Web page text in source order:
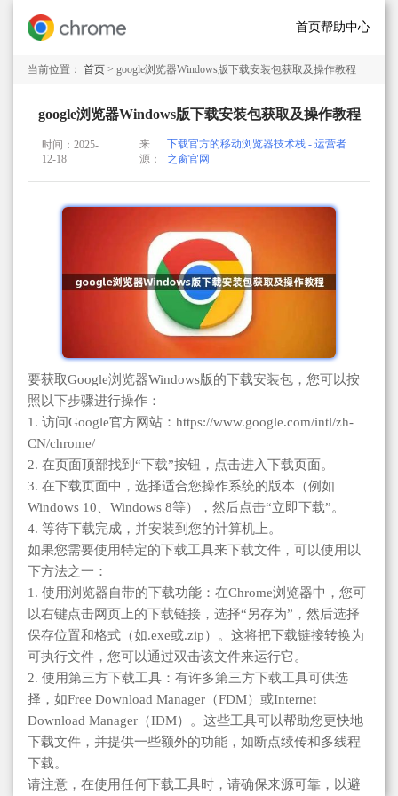
首页帮助中心
当前位置： 首页 > google浏览器Windows版下载安装包获取及操作教程
google浏览器Windows版下载安装包获取及操作教程
时间：2025-
12-18
来
源：
下载官方的移动浏览器技术栈 - 运营者
之窗官网
要获取Google浏览器Windows版的下载安装包，您可以按
照以下步骤进行操作：
1. 访问Google官方网站：https://www.google.com/intl/zh-
CN/chrome/
2. 在页面顶部找到“下载”按钮，点击进入下载页面。
3. 在下载页面中，选择适合您操作系统的版本（例如
Windows 10、Windows 8等），然后点击“立即下载”。
4. 等待下载完成，并安装到您的计算机上。
如果您需要使用特定的下载工具来下载文件，可以使用以
下方法之一：
1. 使用浏览器自带的下载功能：在Chrome浏览器中，您可
以右键点击网页上的下载链接，选择“另存为”，然后选择
保存位置和格式（如.exe或.zip）。这将把下载链接转换为
可执行文件，您可以通过双击该文件来运行它。
2. 使用第三方下载工具：有许多第三方下载工具可供选
择，如Free Download Manager（FDM）或Internet
Download Manager（IDM）。这些工具可以帮助您更快地
下载文件，并提供一些额外的功能，如断点续传和多线程
下载。
请注意，在使用任何下载工具时，请确保来源可靠，以避